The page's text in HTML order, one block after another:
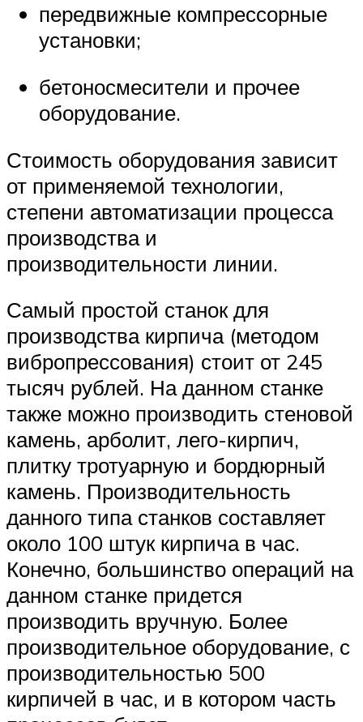
передвижные компрессорные
установки;
бетоносмесители и прочее
оборудование.
Стоимость оборудования зависит
от применяемой технологии,
степени автоматизации процесса
производства и
производительности линии.
Самый простой станок для
производства кирпича (методом
вибропрессования) стоит от 245
тысяч рублей. На данном станке
также можно производить стеновой
камень, арболит, лего-кирпич,
плитку тротуарную и бордюрный
камень. Производительность
данного типа станков составляет
около 100 штук кирпича в час.
Конечно, большинство операций на
данном станке придется
производить вручную. Более
производительное оборудование, с
производительностью 500
кирпичей в час, и в котором часть